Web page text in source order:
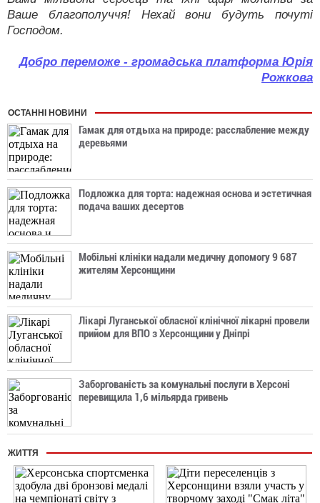
Ваше благополуччя! Нехай вони будуть почуті
Господом.
Добро переможе - громадська платформа Юрія
Рожкова
ОСТАННІ НОВИНИ
Гамак для отдыха на природе: расслабление между
деревьями
Подложка для торта: надежная основа и эстетичная
подача ваших десертов
Мобільні клініки надали медичну допомогу 9 687
жителям Херсонщини
Лікарі Луганської обласної клінічної лікарні провели
прийом для ВПО з Херсонщини у Дніпрі
Заборгованість за комунальні послуги в Херсоні
перевищила 1,6 мільярда гривень
ЖИТТЯ